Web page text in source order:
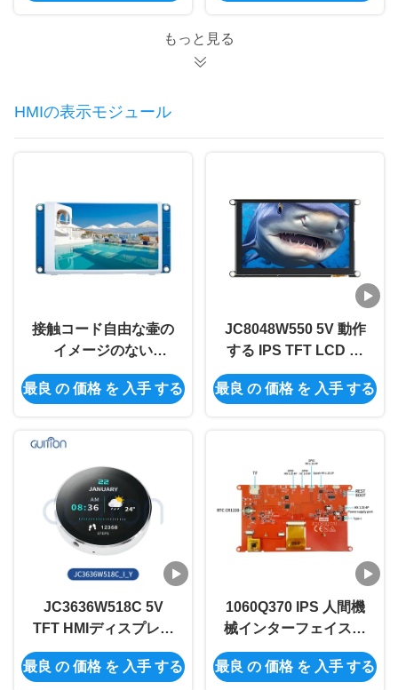
もっと見る
HMIの表示モジュール
接触コード自由な壷の
イメージのない
480x320 HMIモジュー
ル3.5のタッチ画面Lcd
最良 の 価格 を 入手 する
JC8048W550 5V 動作
する IPS TFT LCD モ
ジュール 320mA 電力
消費
最良 の 価格 を 入手 する
JC3636W518C 5V
TFT HMIディスプレイ
モジュール,60°の視角
と軽量設計
最良 の 価格 を 入手 する
1060Q370 IPS 人間機
械インターフェイスデ
ィスプレイモジュール
最良 の 価格 を 入手 する